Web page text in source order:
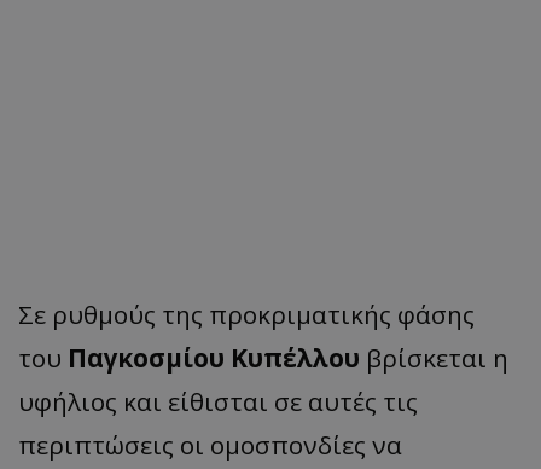
Σε ρυθμούς της προκριματικής φάσης
του Παγκοσμίου Κυπέλλου βρίσκεται η
υφήλιος και είθισται σε αυτές τις
περιπτώσεις οι ομοσπονδίες να